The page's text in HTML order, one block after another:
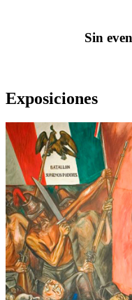
Sin
Exposiciones